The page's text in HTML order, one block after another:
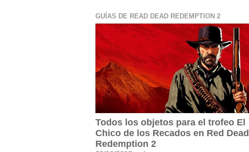
GUÍAS DE READ DEAD REDEMPTION 2
Todos los objetos para el trofeo El
Chico de los Recados en Red Dead
Redemption 2